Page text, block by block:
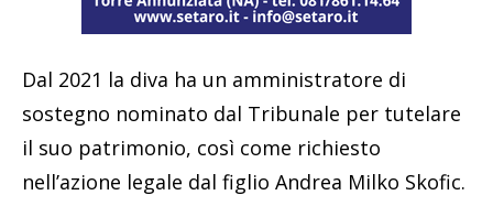
Dal 2021 la diva ha un amministratore di
sostegno nominato dal Tribunale per tutelare
il suo patrimonio, così come richiesto
nell’azione legale dal figlio Andrea Milko Skofic.